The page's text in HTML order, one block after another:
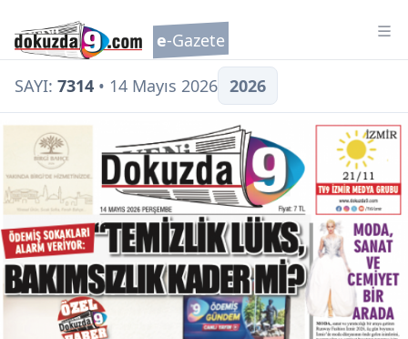
e-Gazete
SAYI: 7314 • 14 Mayıs 2026 2026